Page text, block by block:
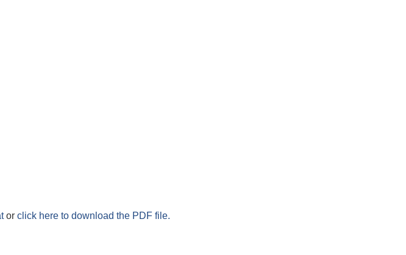
or click here to download the PDF file.